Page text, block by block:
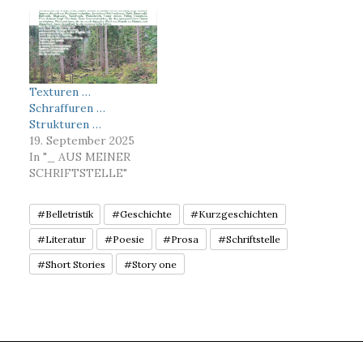
Texturen …
Schraffuren …
Strukturen …
19. September 2025
In "_ AUS MEINER
SCHRIFTSTELLE"
#Belletristik #Geschichte #Kurzgeschichten
#Literatur #Poesie #Prosa #Schriftstelle
#Short Stories #Story one